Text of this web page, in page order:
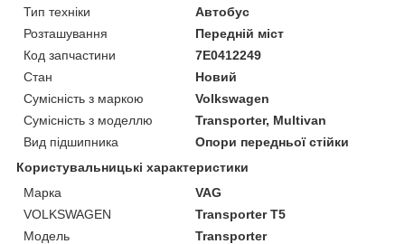
Тип техніки
Автобус
Розташування
Передній міст
Код запчастини
7E0412249
Стан
Новий
Сумісність з маркою
Volkswagen
Сумісність з моделлю
Transporter, Multivan
Вид підшипника
Опори передньої стійки
Користувальницькі характеристики
Марка
VAG
VOLKSWAGEN
Transporter T5
Модель
Transporter